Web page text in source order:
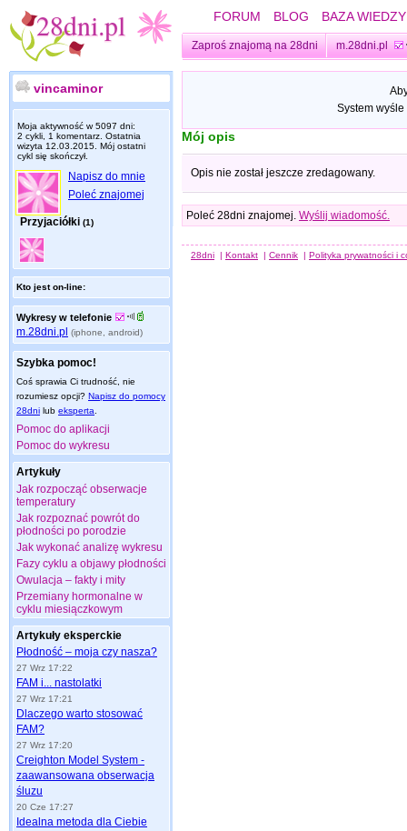
FORUM BLOG BAZA WIEDZY
Zaproś znajomą na 28dni m.28dni.pl
vincaminor
Moja aktywność w 5097 dni:
2 cykli, 1 komentarz. Ostatnia
wizyta 12.03.2015 . Mój ostatni
cykl się skończył.
Napisz do mnie
Poleć znajomej
Przyjaciółki (1)
Kto jest on-line:
Wykresy w telefonie
m.28dni.pl (iphone, android)
Szybka pomoc!
Coś sprawia Ci trudność, nie
rozumiesz opcji? Napisz do pomocy
28dni lub eksperta
Pomoc do aplikacji
Pomoc do wykresu
Artykuły
Jak rozpocząć obserwacje
temperatury
Jak rozpoznać powrót do
płodności po porodzie
Jak wykonać analizę wykresu
Fazy cyklu a objawy płodności
Owulacja – fakty i mity
Przemiany hormonalne w
cyklu miesiączkowym
Artykuły eksperckie
Płodność – moja czy nasza?
27 Wrz 17:22
FAM i... nastolatki
27 Wrz 17:21
Dlaczego warto stosować
FAM?
27 Wrz 17:20
Creighton Model System -
zaawansowana obserwacja
śluzu
20 Cze 17:27
Idealna metoda dla Ciebie
System
Mój opis
Opis nie został jeszcze zredagowany.
Poleć 28dni znajomej. Wyślij wiadomość.
28dni | Kontakt | Cennik | Polityka prywatności i